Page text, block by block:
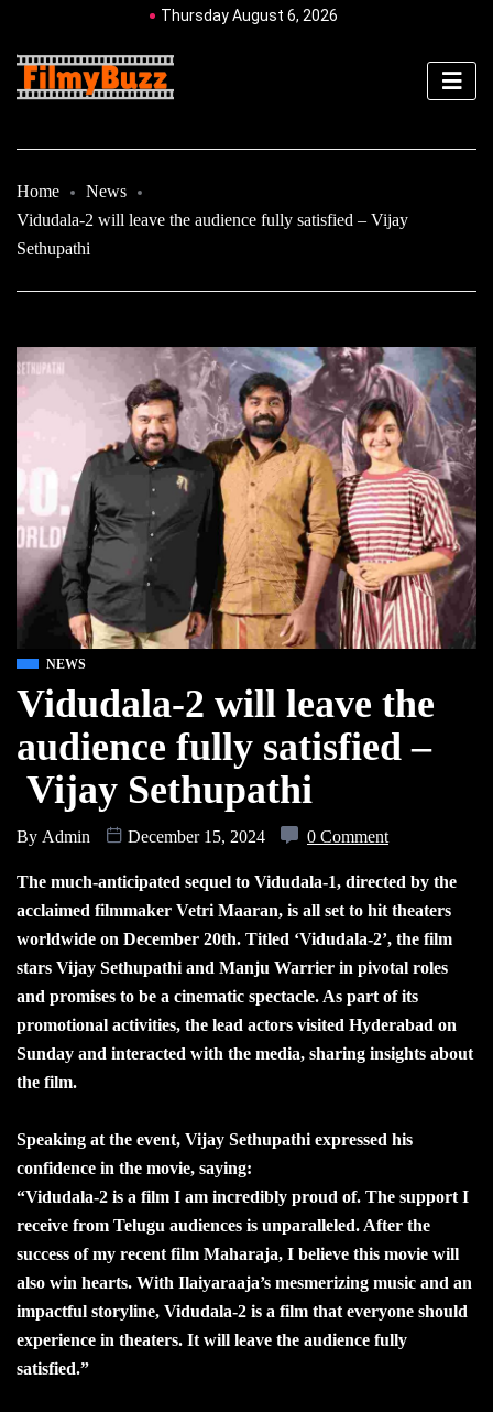
Thursday August 6, 2026
Home
News
Vidudala-2 will leave the audience fully satisfied – Vijay
Sethupathi
NEWS
Vidudala-2 will leave the
audience fully satisfied –
Vijay Sethupathi
By Admin December 15, 2024 0 Comment
The much-anticipated sequel to Vidudala-1, directed by the
acclaimed filmmaker Vetri Maaran, is all set to hit theaters
worldwide on December 20th. Titled ‘Vidudala-2’, the film
stars Vijay Sethupathi and Manju Warrier in pivotal roles
and promises to be a cinematic spectacle. As part of its
promotional activities, the lead actors visited Hyderabad on
Sunday and interacted with the media, sharing insights about
the film.
Speaking at the event, Vijay Sethupathi expressed his
confidence in the movie, saying:
“Vidudala-2 is a film I am incredibly proud of. The support I
receive from Telugu audiences is unparalleled. After the
success of my recent film Maharaja, I believe this movie will
also win hearts. With Ilaiyaraaja’s mesmerizing music and an
impactful storyline, Vidudala-2 is a film that everyone should
experience in theaters. It will leave the audience fully
satisfied.”